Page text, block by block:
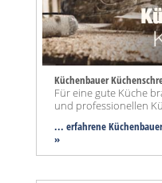
Küchenbauer
Für eine gute Küche
und professionellen
... erfahrene
»